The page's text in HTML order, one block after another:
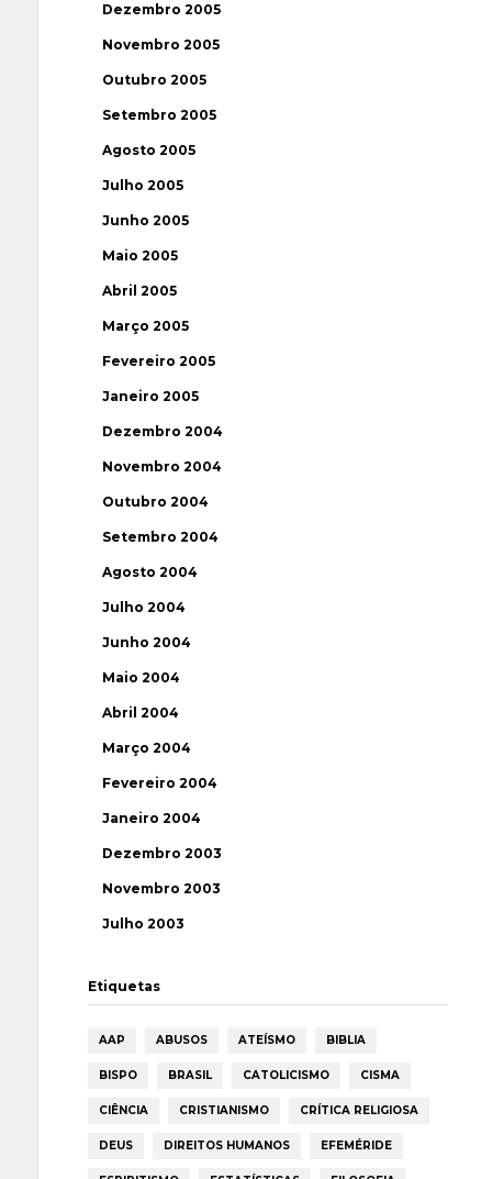
Dezembro 2005
Novembro 2005
Outubro 2005
Setembro 2005
Agosto 2005
Julho 2005
Junho 2005
Maio 2005
Abril 2005
Março 2005
Fevereiro 2005
Janeiro 2005
Dezembro 2004
Novembro 2004
Outubro 2004
Setembro 2004
Agosto 2004
Julho 2004
Junho 2004
Maio 2004
Abril 2004
Março 2004
Fevereiro 2004
Janeiro 2004
Dezembro 2003
Novembro 2003
Julho 2003
Etiquetas
AAP ABUSOS ATEÍSMO BIBLIA
BISPO BRASIL CATOLICISMO CISMA
CIÊNCIA CRISTIANISMO CRÍTICA RELIGIOSA
DEUS DIREITOS HUMANOS EFEMÉRIDE